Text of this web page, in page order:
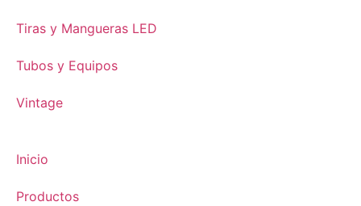
Tiras y Mangueras LED
Tubos y Equipos
Vintage
Inicio
Productos